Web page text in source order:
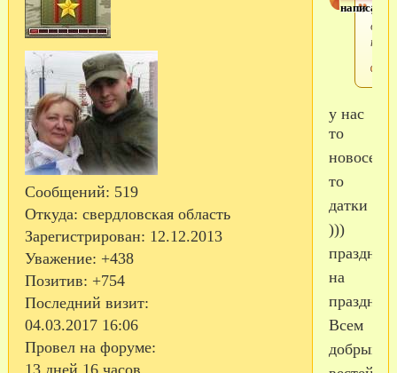
Сообщений: 519
Откуда: свердловская область
Зарегистрирован: 12.12.2013
Уважение: +438
Позитив: +754
Последний визит:
04.03.2017 16:06
Провел на форуме:
у нас
то
то
датки
)))
праздник
на
Всем
добрых